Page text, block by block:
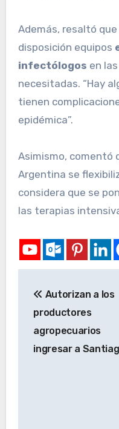
Además, resaltó
disposición equipos
infectólogos en
necesitadas. “Hay
tienen
epidémica”.
Asimismo, comentó
Argentina se
considera que se
las terapias
Autorizan a los
productores
agropecuarios
ingresar a